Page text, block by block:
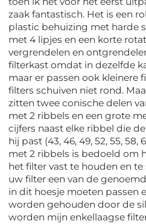
zaak fantastisch. Het is een
plastic behuizing met harde
met 4 lipjes en een korte
vergrendelen en
filterkast omdat in dezelfde
maar er passen ook kleinere
filters schuiven niet rond.
zitten twee conische delen
met 2 ribbels en een grote
cijfers naast elke ribbel die
hij past (43, 46, 49, 52, 55, 58,
met 2 ribbels is bedoeld om
het filter vast te houden en
uw filter een van de
in dit hoesje moeten passen
worden gehouden door de
worden mijn enkellaagse